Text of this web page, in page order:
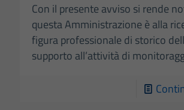
Con il presente avviso si rende
questa Amministrazione è alla
figura professionale di storico
supporto all’attività di